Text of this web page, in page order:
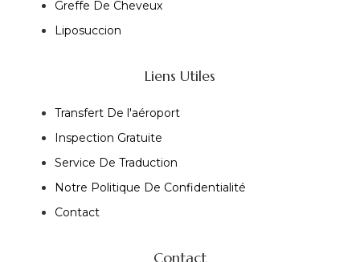
Greffe De Cheveux
Liposuccion
Liens Utiles
Transfert De l'aéroport
Inspection Gratuite
Service De Traduction
Notre Politique De Confidentialité
Contact
Contact